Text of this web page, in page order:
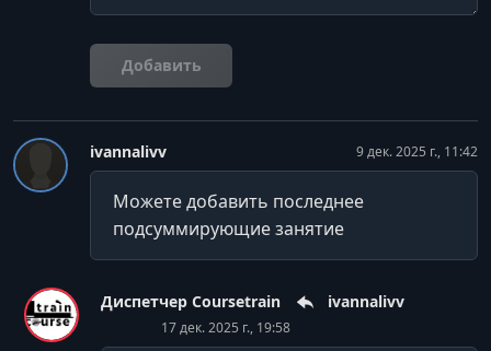
Добавить
ivannalivv 9 дек. 2025 г., 11:42
Можете добавить последнее
подсуммирующие занятие
Диспетчер Coursetrain ivannalivv
17 дек. 2025 г., 19:58